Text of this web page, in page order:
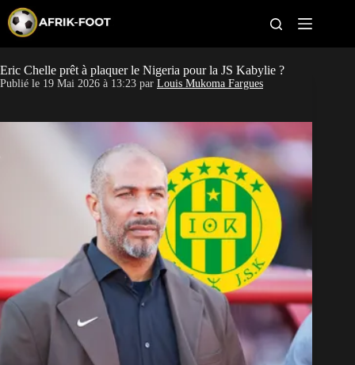
p
t
o
c
n
CAN féminine
Clubs
Classement
Paris sportifs
Eric Chelle prêt à plaquer le Nigeria pour la JS Kabylie ?
Publié le 19 Mai 2026 à 13:23 par Louis Mukoma Fargues